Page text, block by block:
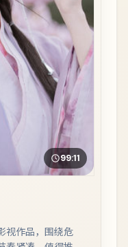
99:11
视作品，围绕危